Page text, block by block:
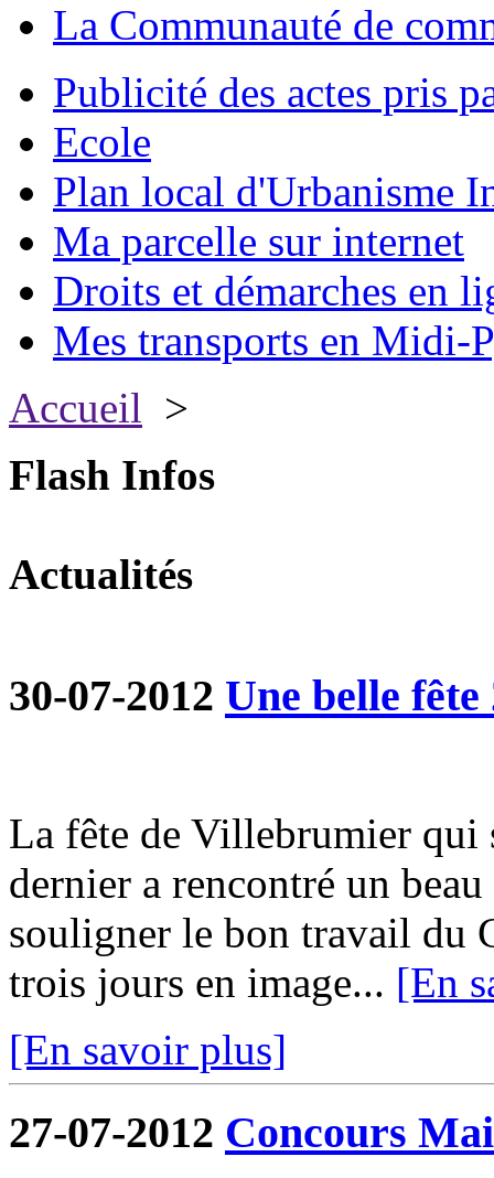
La Communauté de
Publicité des actes pris
Ecole
Plan local d'Urbanisme
Ma parcelle sur internet
Droits et démarches en
Mes transports en Midi-
Accueil >
Flash Infos
Actualités
30-07-2012 Une belle fête
La fête de Villebrumier qui
dernier a rencontré un
souligner le bon travail du
trois jours en image... [En
[En savoir plus]
27-07-2012 Concours